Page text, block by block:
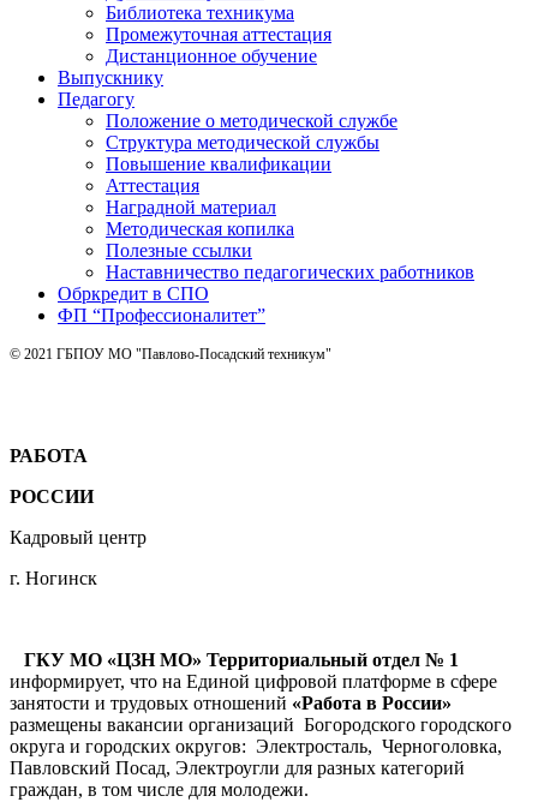
Библиотека техникума
Промежуточная аттестация
Дистанционное обучение
Выпускнику
Педагогу
Положение о методической службе
Структура методической службы
Повышение квалификации
Аттестация
Наградной материал
Методическая копилка
Полезные ссылки
Наставничество педагогических работников
Обркредит в СПО
ФП “Профессионалитет”
© 2021 ГБПОУ МО "Павлово-Посадский техникум"
РАБОТА
РОССИИ
Кадровый центр
г. Ногинск
ГКУ МО «ЦЗН МО» Территориальный отдел № 1
информирует, что на Единой цифровой платформе в сфере
занятости и трудовых отношений «Работа в России»
размещены вакансии организаций Богородского городского
округа и городских округов: Электросталь, Черноголовка,
Павловский Посад, Электроугли для разных категорий
граждан, в том числе для молодежи.